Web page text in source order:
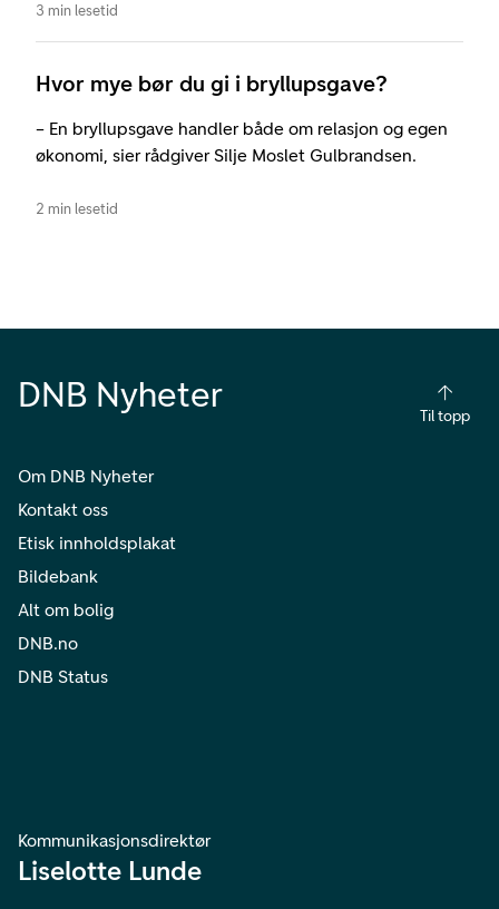
3 min lesetid
Hvor mye bør du gi i bryllupsgave?
– En bryllupsgave handler både om relasjon og egen
økonomi, sier rådgiver Silje Moslet Gulbrandsen.
2 min lesetid
DNB Nyheter
Til topp
Om DNB Nyheter
Kontakt oss
Etisk innholdsplakat
Bildebank
Alt om bolig
DNB.no
DNB Status
Kommunikasjonsdirektør
Liselotte Lunde